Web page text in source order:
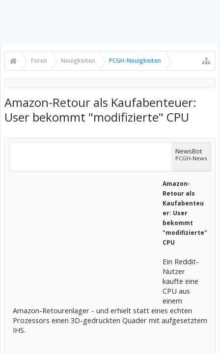
Foren Neuigkeiten PCGH-Neuigkeiten
Amazon-Retour als Kaufabenteuer:
User bekommt "modifizierte" CPU
NewsBot
PCGH-News
Amazon-
Retour als
Kaufabenteu
er: User
bekommt
"modifizierte"
CPU
Ein Reddit-
Nutzer
kaufte eine
CPU aus
einem
Amazon-Retourenlager - und erhielt statt eines echten
Prozessors einen 3D-gedruckten Quader mit aufgesetztem
IHS.